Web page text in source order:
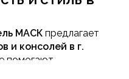
МАСК предлагает
и консолей в г.
помогают
добавить